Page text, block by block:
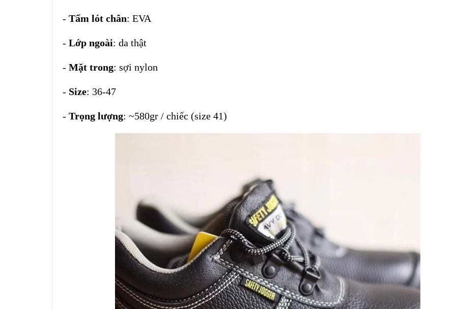
- Tấm lót chân: EVA
- Lớp ngoài: da thật
- Mặt trong: sợi nylon
- Size: 36-47
- Trọng lượng: ~580gr / chiếc (size 41)